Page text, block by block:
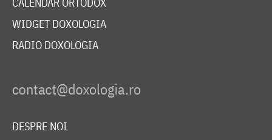
CALENDAR ORTODOX
WIDGET DOXOLOGIA
RADIO DOXOLOGIA
DESPRE NOI